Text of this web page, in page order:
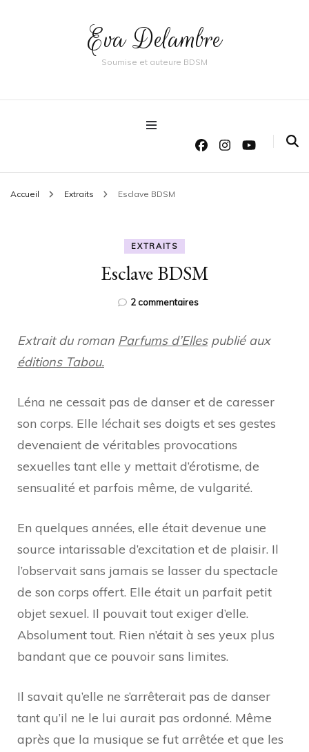
Eva Delambre
Soumise et auteure BDSM
Accueil Extraits Esclave BDSM
EXTRAITS
Esclave BDSM
2 commentairessur
Extrait du roman Parfums d’Ellespublié aux
éditions Tabou.
Léna ne cessait pas de danser et de caresser
son corps. Elle léchait ses doigts et ses gestes
devenaient de véritables provocations
sexuelles tant elle y mettait d’érotisme, de
sensualité et parfois même, de vulgarité.
En quelques années, elle était devenue une
source intarissable d’excitation et de plaisir. Il
l’observait sans jamais se lasser du spectacle
de son corps offert. Elle était un parfait petit
objet sexuel. Il pouvait tout exiger d’elle.
Absolument tout. Rien n’était à ses yeux plus
bandant que ce pouvoir sans limites.
Il savait qu’elle ne s’arrêterait pas de danser
tant qu’il ne le lui aurait pas ordonné. Même
après que la musique se fut arrêtée et que les